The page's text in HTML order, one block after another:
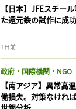
【日本】JFEスチー
た還元鉄の試作に成
1日前
政府・国際機関・NGO
【南アジア】異常高
働損失。対策なけれ